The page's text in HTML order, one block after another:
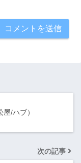
/ハブ）
次の記事